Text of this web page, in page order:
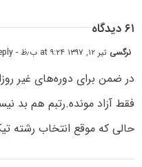
۶۱ دیدگاه
نرگسی تیر ۱۲, ۱۳۹۷ at ۹:۲۴ ب٫ظ - Reply
در ضمن برای دوره‌های غیر
فقط آزاد مونده.رتبم هم بد
حالی که موقع انتخاب رشته